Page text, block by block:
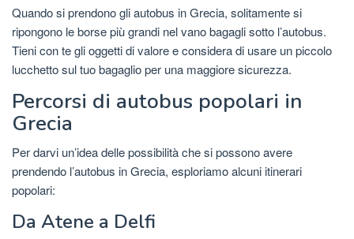
Quando si prendono gli autobus in Grecia, solitamente si
ripongono le borse più grandi nel vano bagagli sotto l’autobus.
Tieni con te gli oggetti di valore e considera di usare un piccolo
lucchetto sul tuo bagaglio per una maggiore sicurezza.
Percorsi di autobus popolari in
Grecia
Per darvi un’idea delle possibilità che si possono avere
prendendo l’autobus in Grecia, esploriamo alcuni itinerari
popolari:
Da Atene a Delfi